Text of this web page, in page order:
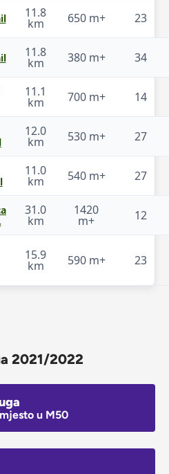
11.8
km 650 m+ 23
11.8
km 380 m+ 34
11.1
km 700 m+ 14
12.0
km 530 m+ 27
11.0
km 540 m+ 27
31.0
km
1420
m+ 12
15.9
km 590 m+ 23
2021/2022
u M50